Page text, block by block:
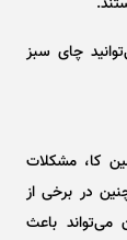
چای سبز
کا، مشکلات
در برخی از
می‌تواند باعث